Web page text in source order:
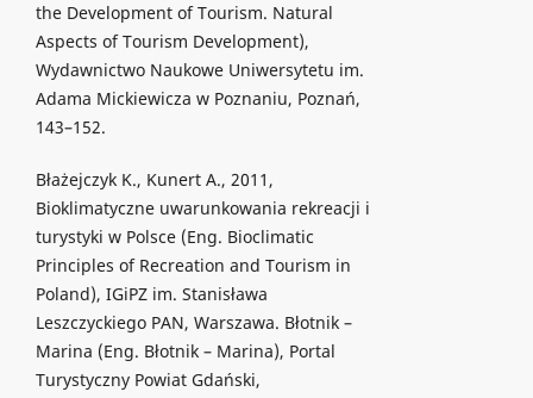
the Development of Tourism. Natural
Aspects of Tourism Development),
Wydawnictwo Naukowe Uniwersytetu im.
Adama Mickiewicza w Poznaniu, Poznań,
143–152.
Błażejczyk K., Kunert A., 2011,
Bioklimatyczne uwarunkowania rekreacji i
turystyki w Polsce (Eng. Bioclimatic
Principles of Recreation and Tourism in
Poland), IGiPZ im. Stanisława
Leszczyckiego PAN, Warszawa. Błotnik –
Marina (Eng. Błotnik – Marina), Portal
Turystyczny Powiat Gdański,